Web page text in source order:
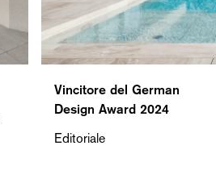
Vincitore del German
Design Award 2024
Editoriale